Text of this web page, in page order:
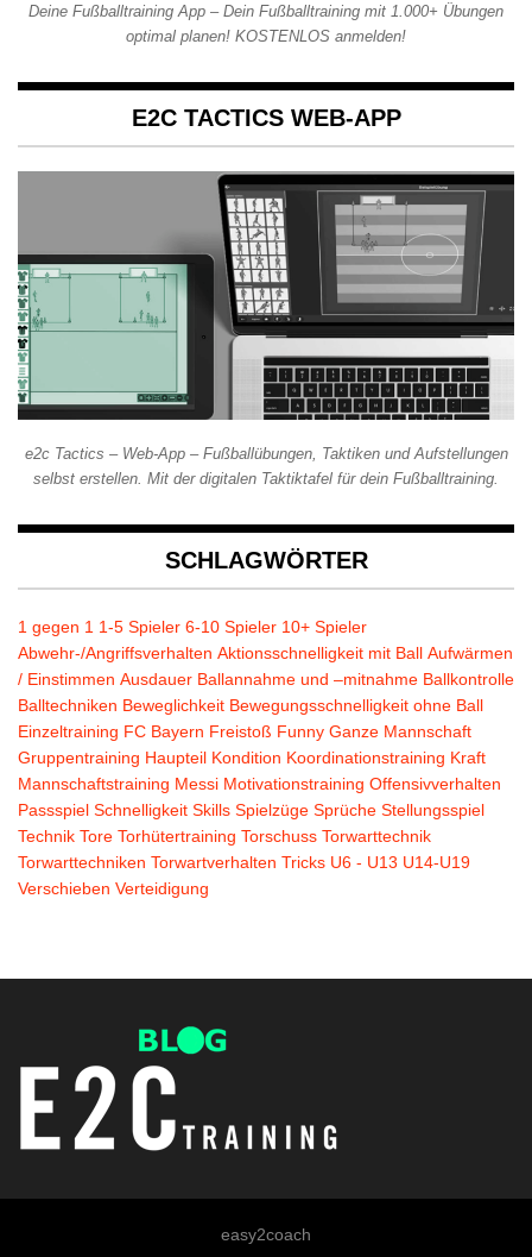
Deine Fußballtraining App – Dein Fußballtraining mit 1.000+ Übungen
optimal planen! KOSTENLOS anmelden!
E2C TACTICS WEB-APP
e2c Tactics – Web-App – Fußballübungen, Taktiken und Aufstellungen
selbst erstellen. Mit der digitalen Taktiktafel für dein Fußballtraining.
SCHLAGWÖRTER
1 gegen 1 1-5 Spieler 6-10 Spieler 10+ Spieler
Abwehr-/Angriffsverhalten Aktionsschnelligkeit mit Ball Aufwärmen
/ Einstimmen Ausdauer Ballannahme und –mitnahme Ballkontrolle
Balltechniken Beweglichkeit Bewegungsschnelligkeit ohne Ball
Einzeltraining FC Bayern Freistoß Funny Ganze Mannschaft
Gruppentraining Haupteil Kondition Koordinationstraining Kraft
Mannschaftstraining Messi Motivationstraining Offensivverhalten
Passspiel Schnelligkeit Skills Spielzüge Sprüche Stellungsspiel
Technik Tore Torhütertraining Torschuss Torwarttechnik
Torwarttechniken Torwartverhalten Tricks U6 - U13 U14-U19
Verschieben Verteidigung
easy2coach